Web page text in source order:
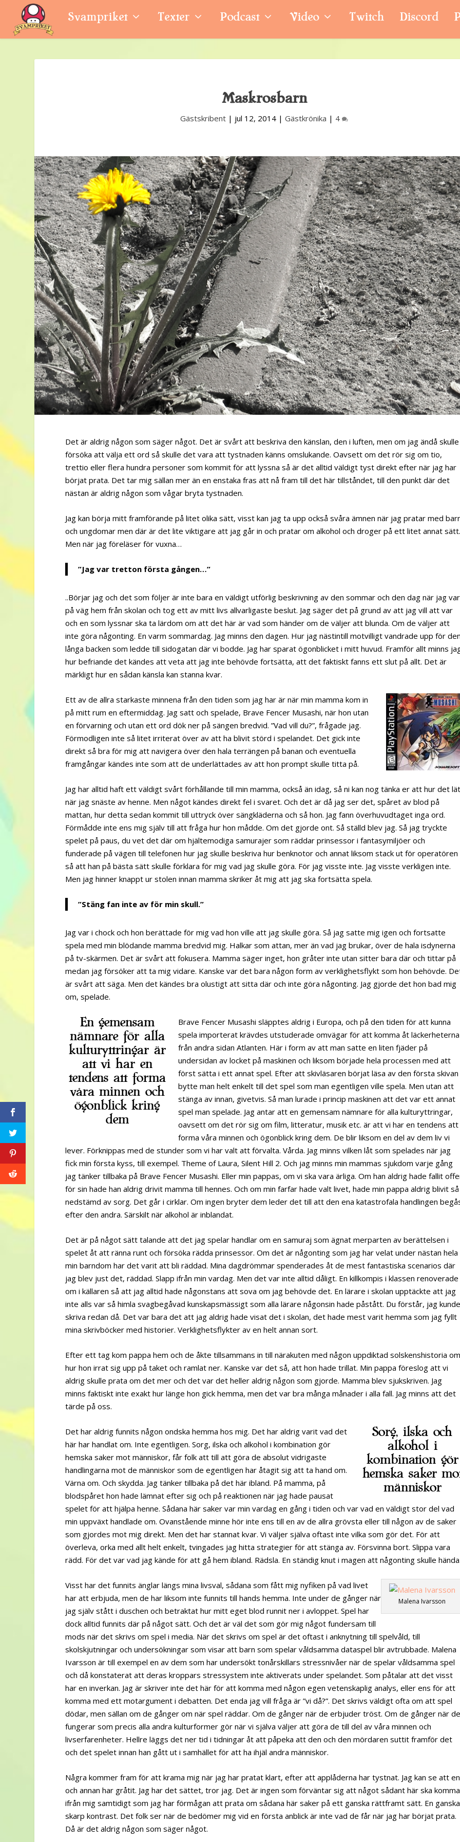
Svampriket Texter Podcast Video Twitch Discord
Maskrosbarn
Gästskribent | jul 12, 2014 |Gästkrönika | 4
Det är aldrig någon som säger något. Det är svårt att beskriva den känslan, den i luften, men om jag ändå skulle
försöka att välja ett ord så skulle det vara att tystnaden känns omslukande. Oavsett om det rör sig om tio,
trettio eller flera hundra personer som kommit för att lyssna så är det alltid väldigt tyst direkt efter när jag har
börjat prata. Det tar mig sällan mer än en enstaka fras att nå fram till det här tillståndet, till den punkt där det
nästan är aldrig någon som vågar bryta tystnaden.
Jag kan börja mitt framförande på litet olika sätt, visst kan jag ta upp också svåra ämnen när jag pratar med
och ungdomar men där är det lite viktigare att jag går in och pratar om alkohol och droger på ett litet annat
Men när jag föreläser för vuxna…
”Jag var tretton första gången…”
..Börjar jag och det som följer är inte bara en väldigt utförlig beskrivning av den sommar och den dag när jag var
på väg hem från skolan och tog ett av mitt livs allvarligaste beslut. Jag säger det på grund av att jag vill att var
och en som lyssnar ska ta lärdom om att det här är vad som händer om de väljer att blunda. Om de väljer att
inte göra någonting. En varm sommardag. Jag minns den dagen. Hur jag nästintill motvilligt vandrade upp för
långa backen som ledde till sidogatan där vi bodde. Jag har sparat ögonblicket i mitt huvud. Framför allt minns
hur befriande det kändes att veta att jag inte behövde fortsätta, att det faktiskt fanns ett slut på allt. Det är
märkligt hur en sådan känsla kan stanna kvar.
Ett av de allra starkaste minnena från den tiden som jag har är när min mamma kom in
på mitt rum en eftermiddag. Jag satt och spelade, Brave Fencer Musashi, när hon utan
en förvarning och utan ett ord dök ner på sängen bredvid. ”Vad vill du?”, frågade jag.
Förmodligen inte så litet irriterat över av att ha blivit störd i spelandet. Det gick inte
direkt så bra för mig att navigera över den hala terrängen på banan och eventuella
framgångar kändes inte som att de underlättades av att hon prompt skulle titta på.
Jag har alltid haft ett väldigt svårt förhållande till min mamma, också än idag, så ni kan nog tänka er att hur det
när jag snäste av henne. Men något kändes direkt fel i svaret. Och det är då jag ser det, spåret av blod på
mattan, hur detta sedan kommit till uttryck över sängkläderna och så hon. Jag fann överhuvudtaget inga ord.
Förmådde inte ens mig själv till att fråga hur hon mådde. Om det gjorde ont. Så ställd blev jag. Så jag tryckte
spelet på paus, du vet det där om hjältemodiga samurajer som räddar prinsessor i fantasymiljöer och
funderade på vägen till telefonen hur jag skulle beskriva hur benknotor och annat liksom stack ut för operatören
så att han på bästa sätt skulle förklara för mig vad jag skulle göra. För jag visste inte. Jag visste verkligen inte.
Men jag hinner knappt ur stolen innan mamma skriker åt mig att jag ska fortsätta spela.
”Stäng fan inte av för min skull.”
Jag var i chock och hon berättade för mig vad hon ville att jag skulle göra. Så jag satte mig igen och fortsatte
spela med min blödande mamma bredvid mig. Halkar som attan, mer än vad jag brukar, över de hala isdynerna
på tv-skärmen. Det är svårt att fokusera. Mamma säger inget, hon gråter inte utan sitter bara där och tittar på
medan jag försöker att ta mig vidare. Kanske var det bara någon form av verklighetsflykt som hon behövde.
är svårt att säga. Men det kändes bra olustigt att sitta där och inte göra någonting. Jag gjorde det hon bad mig
om, spelade.
En gemensam
nämnare för alla
kulturyttringar är
att vi har en
tendens att forma
våra minnen och
ögonblick kring
dem
Brave Fencer Musashi släpptes aldrig i Europa, och på den tiden för att kunna
spela importerat krävdes utstuderade omvägar för att komma åt läckerheterna
från andra sidan Atlanten. Här i form av att man satte en liten fjäder på
undersidan av locket på maskinen och liksom började hela processen med att
först sätta i ett annat spel. Efter att skivläsaren börjat läsa av den första skivan
bytte man helt enkelt till det spel som man egentligen ville spela. Men utan att
stänga av innan, givetvis. Så man lurade i princip maskinen att det var ett annat
spel man spelade. Jag antar att en gemensam nämnare för alla kulturyttringar,
oavsett om det rör sig om film, litteratur, musik etc. är att vi har en tendens att
forma våra minnen och ögonblick kring dem. De blir liksom en del av dem liv vi
lever. Förknippas med de stunder som vi har valt att förvalta. Vårda. Jag minns vilken låt som spelades när jag
fick min första kyss, till exempel. Theme of Laura, Silent Hill 2. Och jag minns min mammas sjukdom varje gång
jag tänker tillbaka på Brave Fencer Musashi. Eller min pappas, om vi ska vara ärliga. Om han aldrig hade fallit
för sin hade han aldrig drivit mamma till hennes. Och om min farfar hade valt livet, hade min pappa aldrig blivit så
nedstämd av sorg. Det går i cirklar. Om ingen bryter dem leder det till att den ena katastrofala handlingen
efter den andra. Särskilt när alkohol är inblandat.
Det är på något sätt talande att det jag spelar handlar om en samuraj som ägnat merparten av berättelsen i
spelet åt att ränna runt och försöka rädda prinsessor. Om det är någonting som jag har velat under nästan hela
min barndom har det varit att bli räddad. Mina dagdrömmar spenderades åt de mest fantastiska scenarios där
jag blev just det, räddad. Slapp ifrån min vardag. Men det var inte alltid dåligt. En killkompis i klassen renoverade
om i källaren så att jag alltid hade någonstans att sova om jag behövde det. En lärare i skolan upptäckte att jag
inte alls var så himla svagbegåvad kunskapsmässigt som alla lärare någonsin hade påstått. Du förstår, jag
skriva redan då. Det var bara det att jag aldrig hade visat det i skolan, det hade mest varit hemma som jag fyllt
mina skrivböcker med historier. Verklighetsflykter av en helt annan sort.
Efter ett tag kom pappa hem och de åkte tillsammans in till närakuten med någon uppdiktad solskenshistoria
hur hon irrat sig upp på taket och ramlat ner. Kanske var det så, att hon hade trillat. Min pappa föreslog att vi
aldrig skulle prata om det mer och det var det heller aldrig någon som gjorde. Mamma blev sjukskriven. Jag
minns faktiskt inte exakt hur länge hon gick hemma, men det var bra många månader i alla fall. Jag minns att det
tärde på oss.
Sorg, ilska och
alkohol i
kombination gör
hemska saker
människor
Det har aldrig funnits någon ondska hemma hos mig. Det har aldrig varit vad det
här har handlat om. Inte egentligen. Sorg, ilska och alkohol i kombination gör
hemska saker mot människor, får folk att till att göra de absolut vidrigaste
handlingarna mot de människor som de egentligen har åtagit sig att ta hand om.
Värna om. Och skydda. Jag tänker tillbaka på det här ibland. På mamma, på
blodspåret hon hade lämnat efter sig och på reaktionen när jag hade pausat
spelet för att hjälpa henne. Sådana här saker var min vardag en gång i tiden och var vad en väldigt stor del vad
min uppväxt handlade om. Ovanstående minne hör inte ens till en av de allra grövsta eller till någon av de saker
som gjordes mot mig direkt. Men det har stannat kvar. Vi väljer själva oftast inte vilka som gör det. För att
överleva, orka med allt helt enkelt, tvingades jag hitta strategier för att stänga av. Försvinna bort. Slippa vara
rädd. För det var vad jag kände för att gå hem ibland. Rädsla. En ständig knut i magen att någonting skulle
Malena Ivarsson
Visst har det funnits änglar längs mina livsval, sådana som fått mig nyfiken på vad livet
har att erbjuda, men de har liksom inte funnits till hands hemma. Inte under de gånger när
jag själv stått i duschen och betraktat hur mitt eget blod runnit ner i avloppet. Spel har
dock alltid funnits där på något sätt. Och det är väl det som gör mig något fundersam till
mods när det skrivs om spel i media. När det skrivs om spel är det oftast i anknytning till spelvåld, till
skolskjutningar och undersökningar som visar att barn som spelar våldsamma dataspel blir avtrubbade. Malena
Ivarsson är till exempel en av dem som har undersökt tonårskillars stressnivåer när de spelar våldsamma spel
och då konstaterat att deras kroppars stressystem inte aktiverats under spelandet. Som påtalar att det visst
har en inverkan. Jag är skriver inte det här för att komma med någon egen vetenskaplig analys, eller ens för att
komma med ett motargument i debatten. Det enda jag vill fråga är ”vi då?”. Det skrivs väldigt ofta om att spel
dödar, men sällan om de gånger om när spel räddar. Om de gånger när de erbjuder tröst. Om de gånger när
fungerar som precis alla andra kulturformer gör när vi själva väljer att göra de till del av våra minnen och
livserfarenheter. Hellre läggs det ner tid i tidningar åt att påpeka att den och den mördaren suttit framför det
och det spelet innan han gått ut i samhället för att ha ihjäl andra människor.
Några kommer fram för att krama mig när jag har pratat klart, efter att applåderna har tystnat. Jag kan se att en
och annan har gråtit. Jag har det sättet, tror jag. Det är ingen som förväntar sig att något sådant här ska komma
ifrån mig samtidigt som jag har förmågan att prata om sådana här saker på ett ganska rättframt sätt. En ganska
skarp kontrast. Det folk ser när de bedömer mig vid en första anblick är inte vad de får när jag har börjat prata.
Då är det aldrig någon som säger något.